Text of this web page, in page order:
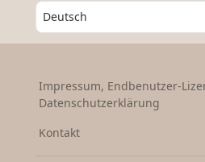
W
ä
h
e
n
Impressum, Endbenutzer-
Datenschutzerklärung
Kontakt